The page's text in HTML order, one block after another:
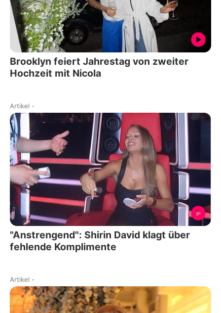
Brooklyn feiert Jahrestag von zweiter
Hochzeit mit Nicola
Artikel -
"Anstrengend": Shirin David klagt über
fehlende Komplimente
Artikel -